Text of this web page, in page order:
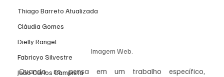
Thiago Barreto Atualizada
Cláudia Gomes
Dielly Rangel
Fabricyo Silvestre
João Carlos Campista
Imagem Web.
Quando se pensa em um trabalho específico,